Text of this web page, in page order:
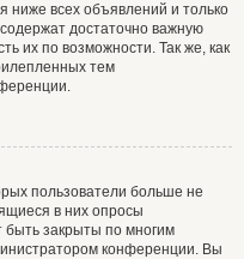
всех объявлений и только
достаточно важную
их по возможности. Так же, как
тем
пользователи больше не
в них опросы
быть закрыты по многим
конференции. Вы